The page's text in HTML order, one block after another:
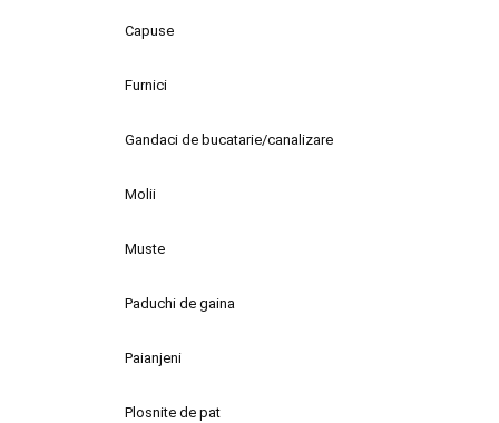
Capuse
Furnici
Gandaci de bucatarie/canalizare
Molii
Muste
Paduchi de gaina
Paianjeni
Plosnite de pat